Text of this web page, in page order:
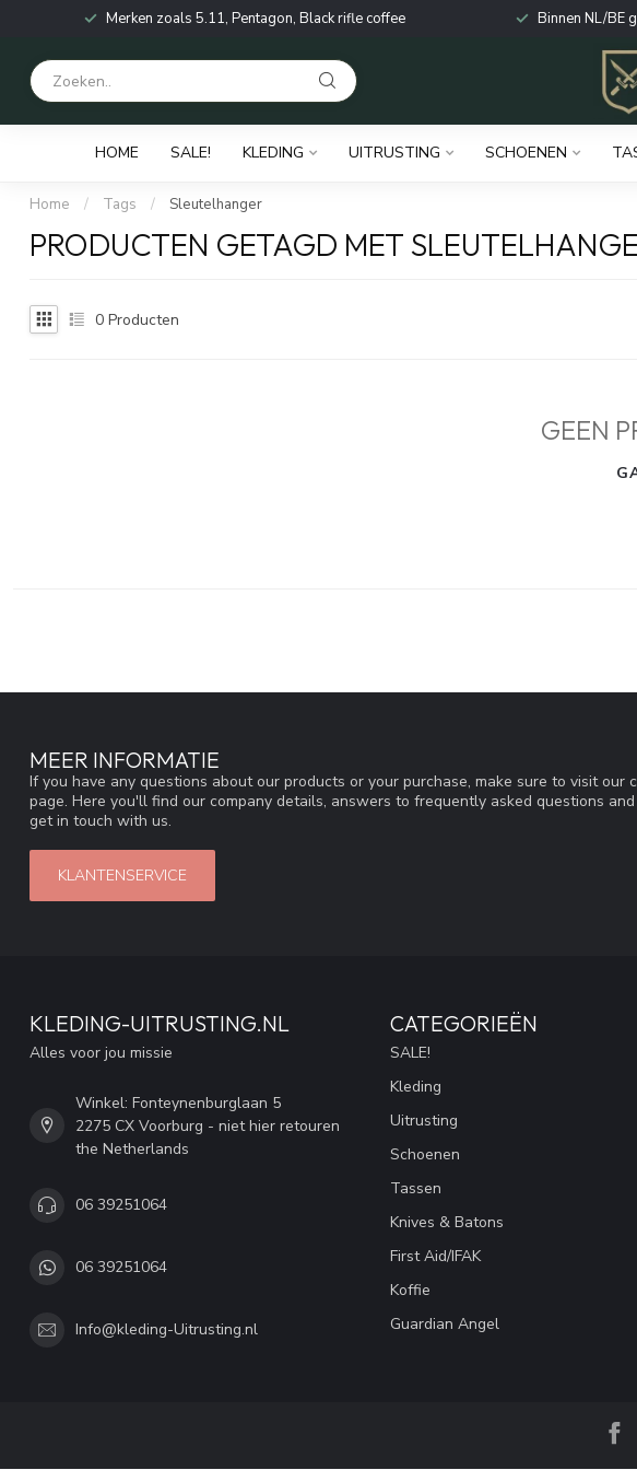
Merken zoals 5.11, Pentagon, Black rifle coffee Binnen NL/BE
HOME SALE! KLEDING UITRUSTING SCHOENEN
Home / Tags / Sleutelhanger
PRODUCTEN GETAGD MET
0 Producten
GEEN
MEER INFORMATIE
If you have any questions about our products or your purchase, make sure to visit our
page. Here you'll find our company details, answers to frequently asked questions
get in touch with us.
KLANTENSERVICE
KLEDING-UITRUSTING.NL
Alles voor jou missie
Winkel: Fonteynenburglaan 5
2275 CX Voorburg - niet hier retouren
the Netherlands
06 39251064
06 39251064
Info@kleding-Uitrusting.nl
CATEGORIEËN
SALE!
Kleding
Uitrusting
Schoenen
Tassen
Knives & Batons
First Aid/IFAK
Koffie
Guardian Angel